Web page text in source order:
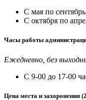
С мая по
С октября по
Часы работы
Ежедневно, без
С 9-00 до 17-00
Цена места и захоронения